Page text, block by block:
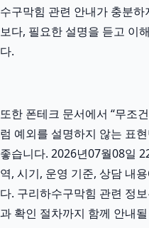
수구막힘 관련 안내가 충분
보다, 필요한 설명을 듣고 이
다.
또한 폰테크 문서에서 “무조
럼 예외를 설명하지 않는 표
좋습니다. 2026년07월08일
역, 시기, 운영 기준, 상담 내
다. 구리하수구막힘 관련 정
과 확인 절차까지 함께 안내